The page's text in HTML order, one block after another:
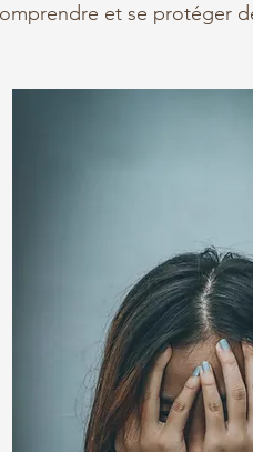
et se protéger